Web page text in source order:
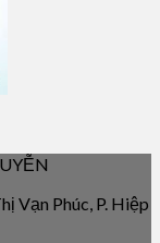
Vạn Phúc, P. Hiệp